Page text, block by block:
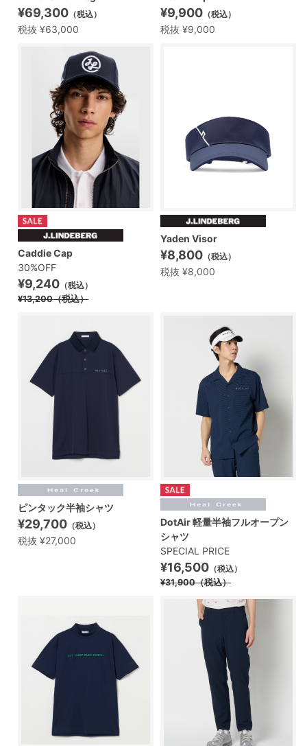
¥69,300 （税込）
税抜 ¥63,000
¥9,900 （税込）
税抜 ¥9,000
Caddie Cap
30%OFF
¥9,240 （税込）
¥13,200（税込）
Yaden Visor
¥8,800 （税込）
税抜 ¥8,000
ピンタック半袖シャツ
¥29,700 （税込）
税抜 ¥27,000
DotAir 軽量半袖フルオープン
シャツ
SPECIAL PRICE
¥16,500 （税込）
¥31,900（税込）